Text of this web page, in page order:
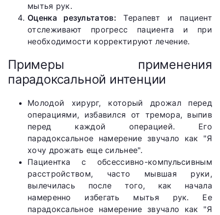
мытья рук.
Оценка результатов: Терапевт и пациент
отслеживают прогресс пациента и при
необходимости корректируют лечение.
Примеры применения
парадоксальной интенции
Молодой хирург, который дрожал перед
операциями, избавился от тремора, выпив
перед каждой операцией. Его
парадоксальное намерение звучало как "Я
хочу дрожать еще сильнее".
Пациентка с обсессивно-компульсивным
расстройством, часто мывшая руки,
вылечилась после того, как начала
намеренно избегать мытья рук. Ее
парадоксальное намерение звучало как "Я